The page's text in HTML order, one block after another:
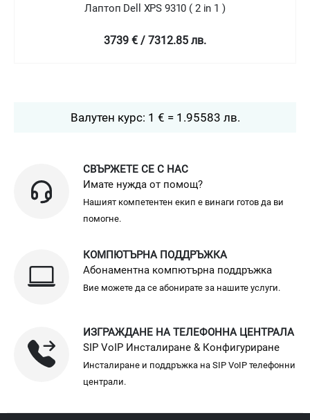
Лаптоп Dell XPS 9310 ( 2 in 1 )
4758.99 € / 9307.78 лв.
Валутен курс: 1 € = 1.95583 лв.
СВЪРЖЕТЕ СЕ С НАС
Имате нужда от помощ?
Нашият компетентен екип е винаги готов да ви
помогне.
КОМПЮТЪРНА ПОДДРЪЖКА
Абонаментна компютърна поддръжка
Вие можете да се абонирате за нашите услуги.
ИЗГРАЖДАНЕ НА ТЕЛЕФОННА ЦЕНТРАЛА
SIP VoIP Инсталиране & Конфигуриране
Инсталиране и поддръжка на SIP VoIP телефонни
централи.